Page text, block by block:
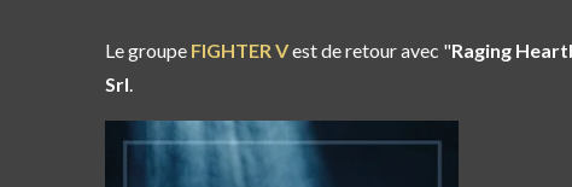
Le groupe FIGHTER Vest de retour avec "Raging
Srl.